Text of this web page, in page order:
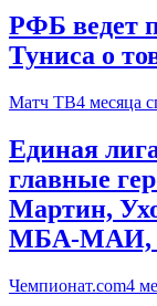
РФБ ведет
Туниса о
Матч ТВ4 месяца
Единая
главные
Мартин,
МБА-МАИ,
Чемпионат.com4